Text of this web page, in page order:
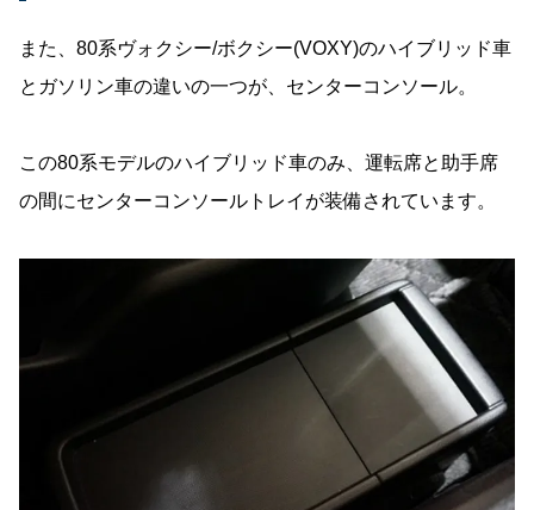
また、80系ヴォクシー/ボクシー(VOXY)のハイブリッド車
とガソリン車の違いの一つが、センターコンソール。
この80系モデルのハイブリッド車のみ、運転席と助手席
の間にセンターコンソールトレイが装備されています。